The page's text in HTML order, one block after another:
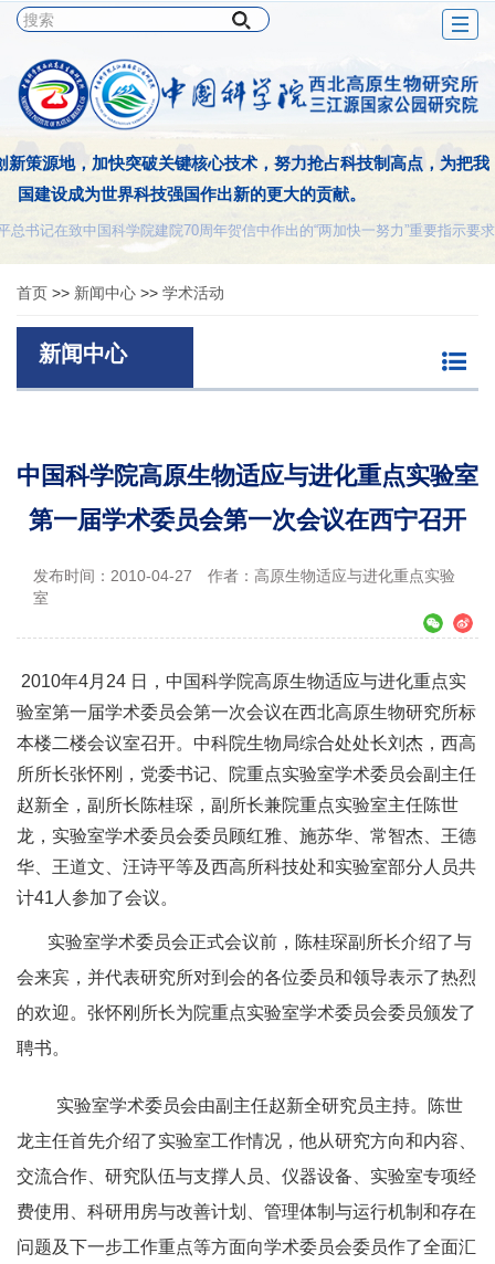
新策源地，加快突破关键核心技术，努力抢占科技制高点，为把我
国建设成为世界科技强国作出新的更大的贡献。
书记在致中国科学院建院70周年贺信中作出的“两加快一努力”重要指示要求
首页 >> 新闻中心 >> 学术活动
新闻中心
中国科学院高原生物适应与进化重点实验室
第一届学术委员会第一次会议在西宁召开
发布时间：2010-04-27 作者：高原生物适应与进化重点实验
室
2010年4月24 日，中国科学院高原生物适应与进化重点实
验室第一届学术委员会第一次会议在西北高原生物研究所标
本楼二楼会议室召开。中科院生物局综合处处长刘杰，西高
所所长张怀刚，党委书记、院重点实验室学术委员会副主任
赵新全，副所长陈桂琛，副所长兼院重点实验室主任陈世
龙，实验室学术委员会委员顾红雅、施苏华、常智杰、王德
华、王道文、汪诗平等及西高所科技处和实验室部分人员共
计41人参加了会议。
实验室学术委员会正式会议前，陈桂琛副所长介绍了与
会来宾，并代表研究所对到会的各位委员和领导表示了热烈
的欢迎。张怀刚所长为院重点实验室学术委员会委员颁发了
聘书。
实验室学术委员会由副主任赵新全研究员主持。陈世
龙主任首先介绍了实验室工作情况，他从研究方向和内容、
交流合作、研究队伍与支撑人员、仪器设备、实验室专项经
费使用、科研用房与改善计划、管理体制与运行机制和存在
问题及下一步工作重点等方面向学术委员会委员作了全面汇